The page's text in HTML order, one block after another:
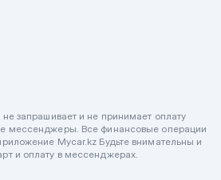
запрашивает и не принимает оплату
мессенджеры. Все финансовые операции
Mycar.kz Будьте внимательны и
и оплату в мессенджерах.